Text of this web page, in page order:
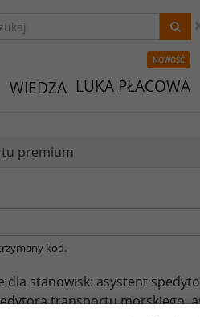
WIEDZA
NOWOŚĆ
LUKA PŁACOWA
premium
kod.
dla stanowisk: asystent
transportu morskiego,